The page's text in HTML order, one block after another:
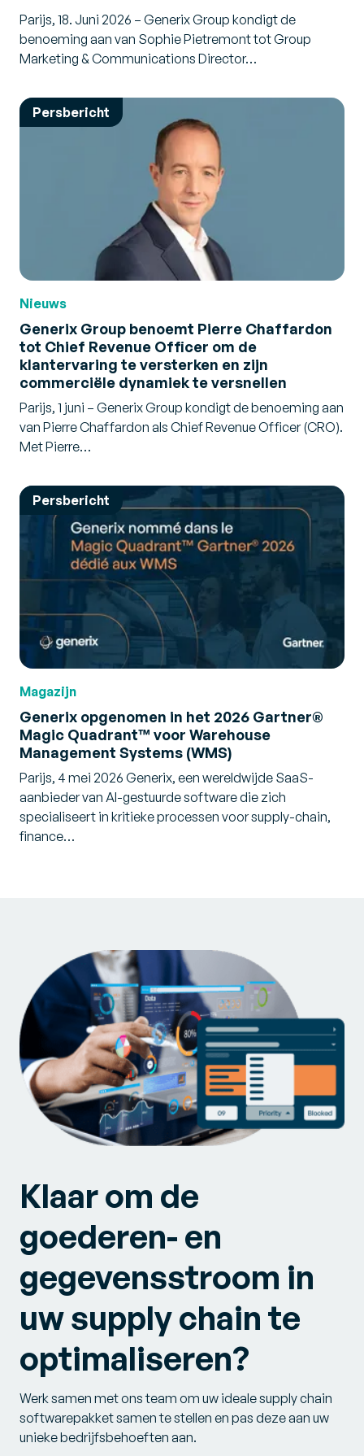
Parijs, 18. Juni 2026 – Generix Group kondigt de
benoeming aan van Sophie Pietremont tot Group
Marketing & Communications Director…
Persbericht
Nieuws
Generix Group benoemt Pierre Chaffardon
tot Chief Revenue Officer om de
klantervaring te versterken en zijn
commerciële dynamiek te versnellen
Parijs, 1 juni – Generix Group kondigt de benoeming aan
van Pierre Chaffardon als Chief Revenue Officer (CRO).
Met Pierre…
Persbericht
Magazijn
Generix opgenomen in het 2026 Gartner®
Magic Quadrant™ voor Warehouse
Management Systems (WMS)
Parijs, 4 mei 2026 Generix, een wereldwijde SaaS-
aanbieder van AI-gestuurde software die zich
specialiseert in kritieke processen voor supply-chain,
finance…
Klaar om de
goederen- en
gegevensstroom in
uw supply chain te
optimaliseren?
Werk samen met ons team om uw ideale supply chain
softwarepakket samen te stellen en pas deze aan uw
unieke bedrijfsbehoeften aan.